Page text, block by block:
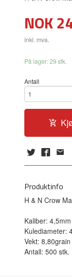
Pris
NOK
inkl. mva.
På lager: 29 stk.
Antall
Produktinfo
H & N Crow
Kaliber: 4,5mm
Kulediameter:
Vekt: 8,80grain
Antall: 500 stk.